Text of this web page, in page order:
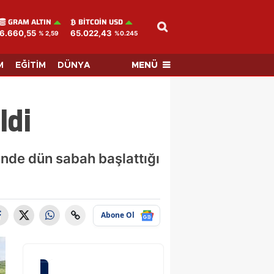
GRAM ALTIN
6.660,55 % 2,59
BITCOIN USD
65.022,43 %0.245
EĞİTİM DÜNYA MENÜ
dün sabah başlattığı
Abone Ol